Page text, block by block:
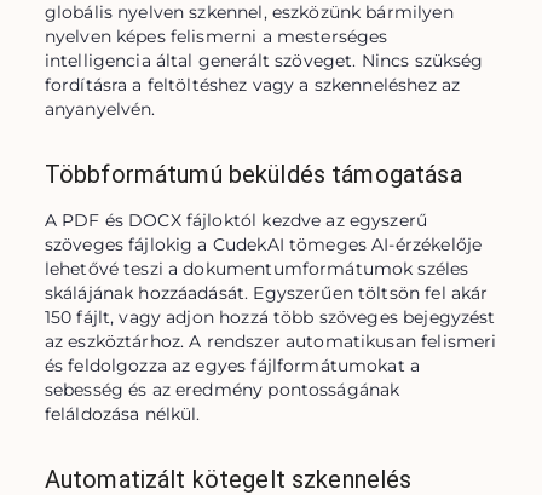
globális nyelven szkennel, eszközünk bármilyen
nyelven képes felismerni a mesterséges
intelligencia által generált szöveget. Nincs szükség
fordításra a feltöltéshez vagy a szkenneléshez az
anyanyelvén.
Többformátumú beküldés támogatása
A PDF és DOCX fájloktól kezdve az egyszerű
szöveges fájlokig a CudekAI tömeges AI-érzékelője
lehetővé teszi a dokumentumformátumok széles
skálájának hozzáadását. Egyszerűen töltsön fel akár
150 fájlt, vagy adjon hozzá több szöveges bejegyzést
az eszköztárhoz. A rendszer automatikusan felismeri
és feldolgozza az egyes fájlformátumokat a
sebesség és az eredmény pontosságának
feláldozása nélkül.
Automatizált kötegelt szkennelés